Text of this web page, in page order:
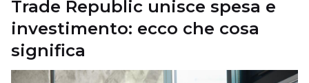
Trade Republic unisce spesa e
investimento: ecco che cosa
significa